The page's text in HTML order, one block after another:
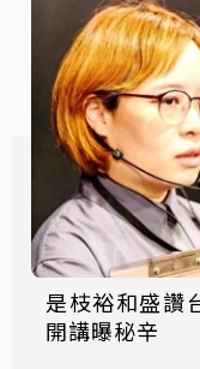
是枝裕和盛讚
開講曝秘辛